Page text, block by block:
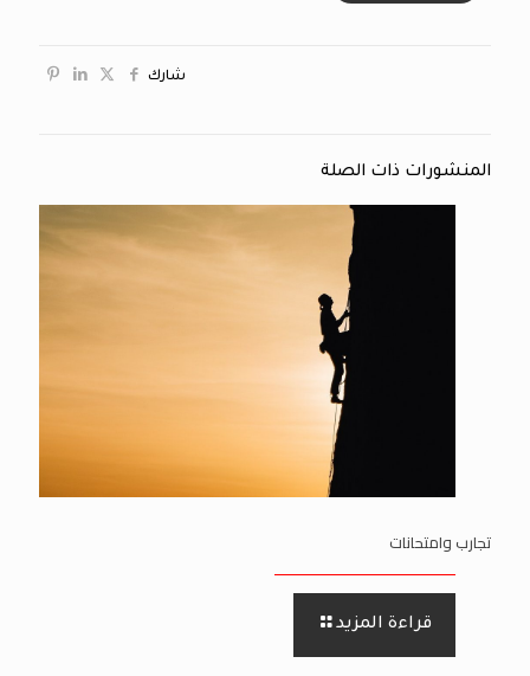
شارك
المنشورات ذات الصلة
تجارب وامتحانات
قراءة المزيد